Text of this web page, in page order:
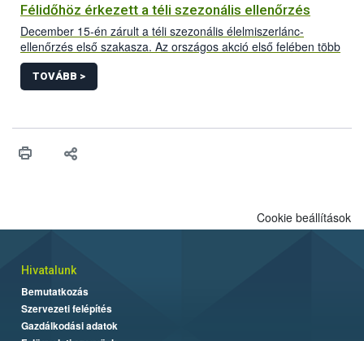
Félidőhöz érkezett a téli szezonális ellenőrzés
December 15-én zárult a téli szezonális élelmiszerlánc-
ellenőrzés első szakasza. Az országos akció első felében több
mint 1800 előállító- és forgalmazó helyet ellenőriztek a
szakemberek, figyelmeztetést és bírságot egyaránt 69
alkalommal szabtak ki, utóbbit összesen 5,6 millió Ft értékben. A
TOVÁBB >
Cookie beállítások
Hivatalunk
Bemutatkozás
Szervezeti felépítés
Gazdálkodási adatok